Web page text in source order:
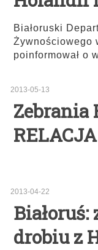
Białoruski
Żywnościowego
poinformował o
2013-05-13
Zebrania
RELACJA
2013-04-22
drobiu z